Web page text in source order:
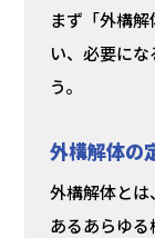
まず「外構
い、必要に
う。
外構解体の
外構解体と
あるあらゆ